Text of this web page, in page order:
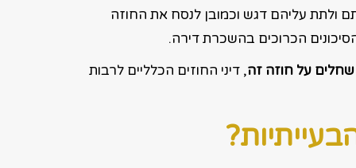
ולתת עליהם דגש וכמובן לנסח את החוזה
הכרוכים בהשכרת דירה.
על חוזה זה, דיני החוזים הכלליים לרבות